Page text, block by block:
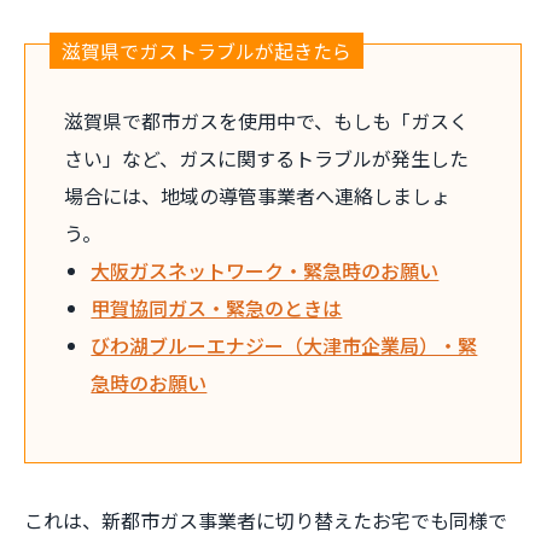
滋賀県でガストラブルが起きたら
滋賀県で都市ガスを使用中で、もしも「ガスく
さい」など、ガスに関するトラブルが発生した
場合には、地域の導管事業者へ連絡しましょ
う。
大阪ガスネットワーク・緊急時のお願い
甲賀協同ガス・緊急のときは
びわ湖ブルーエナジー（大津市企業局）・緊
急時のお願い
これは、新都市ガス事業者に切り替えたお宅でも同様で